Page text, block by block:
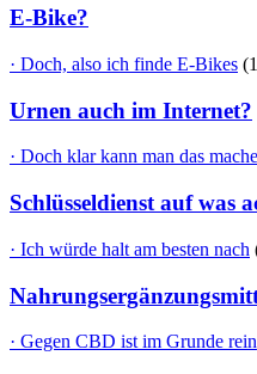
E-Bike?
· Doch, also ich finde E-Bikes
Urnen auch im Internet?
· Doch klar kann man das
Schlüsseldienst auf was
· Ich würde halt am besten nach
· Gegen CBD ist im Grunde rein